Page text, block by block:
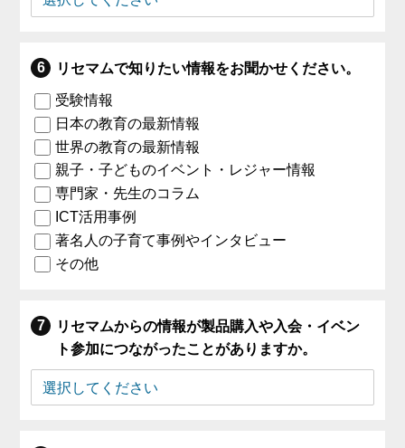
リセマムで知りたい情報をお聞かせください。
受験情報
日本の教育の最新情報
世界の教育の最新情報
親子・子どものイベント・レジャー情報
専門家・先生のコラム
ICT活用事例
著名人の子育て事例やインタビュー
その他
リセマムからの情報が製品購入や入会・イベン
ト参加につながったことがありますか。